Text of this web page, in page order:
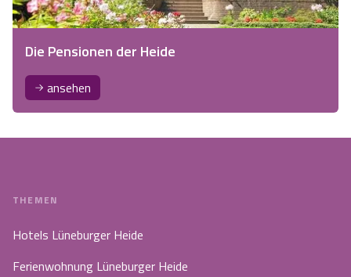
Die Pensionen der Heide
ansehen
THEMEN
Hotels Lüneburger Heide
Ferienwohnung Lüneburger Heide